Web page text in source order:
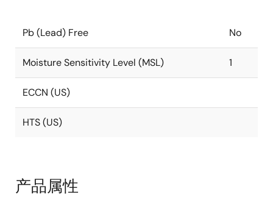
Pb (Lead) Free No
Moisture Sensitivity Level (MSL) 1
ECCN (US)
HTS (US)
产品属性